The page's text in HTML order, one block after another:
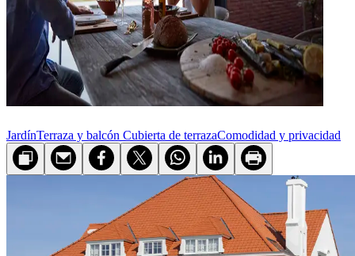
JardínTerraza y balcón Cubierta de terrazaComodidad y privacidad